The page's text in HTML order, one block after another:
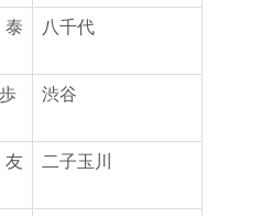
八千代
渋谷
二子玉川